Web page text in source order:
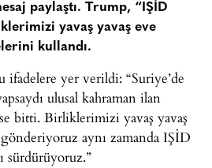
paylaştı. Trump, “IŞİD
yavaş yavaş eve
kullandı.
ifadelere yer verildi: “Suriye’de
ulusal kahraman ilan
bitti. Birliklerimizi yavaş yavaş
aynı zamanda IŞİD
sürdürüyoruz.”